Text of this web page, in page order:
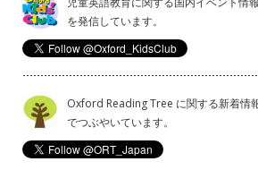
を発信しています。
Oxford Reading Tree に関する新着情
でつぶやいています。